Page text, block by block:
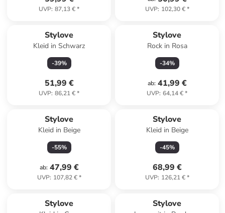
UVP: 87,13 €* UVP: 102,30 €*
Stylove
Kleid in Schwarz
-39%
51,99 €
UVP: 86,21 €*
Stylove
Rock in Rosa
-34%
ab: 41,99 €
UVP: 64,14 €*
Stylove
Kleid in Beige
-55%
ab: 47,99 €
UVP: 107,82 €*
Stylove
Kleid in Beige
-45%
68,99 €
UVP: 126,21 €*
Stylove Stylove